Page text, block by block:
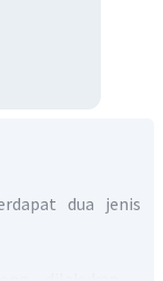
dua jenis